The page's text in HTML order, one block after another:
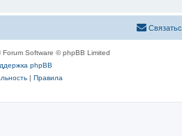
Forum Software © phpBB Limited
phpBB
| Правила